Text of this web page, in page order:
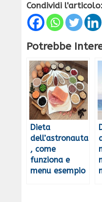
Condividi l'articolo:
Potrebbe
Dieta
dell’astronauta
, come
funziona e
menu esempio